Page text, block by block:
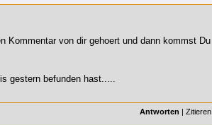
Kommentar von dir gehoert und dann kommst Du
gestern befunden hast.....
Antworten | Zitieren